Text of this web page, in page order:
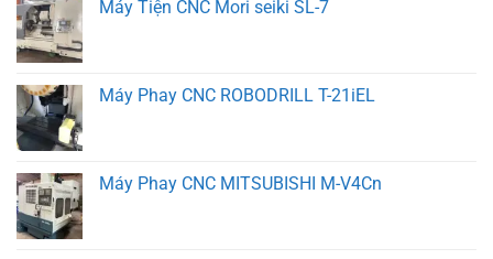
Máy Tiện CNC Mori seiki SL-7
Máy Phay CNC ROBODRILL T-21iEL
Máy Phay CNC MITSUBISHI M-V4Cn